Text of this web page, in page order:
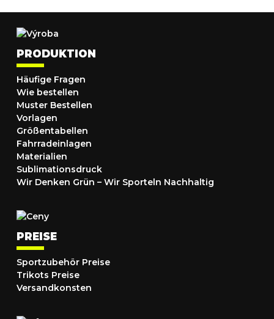
PRODUKTION
Häufige Fragen
Wie bestellen
Muster Bestellen
Vorlagen
Größentabellen
Fahrradeinlagen
Materialien
Sublimationsdruck
Wir Denken Grün – Wir Sporteln Nachhaltig
PREISE
Sportzubehör Preise
Trikots Preise
Versandkonsten